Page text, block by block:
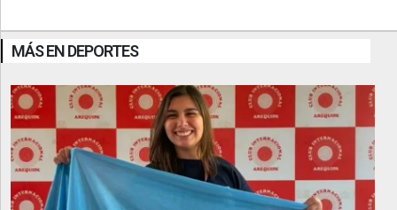
MÁS EN DEPORTES